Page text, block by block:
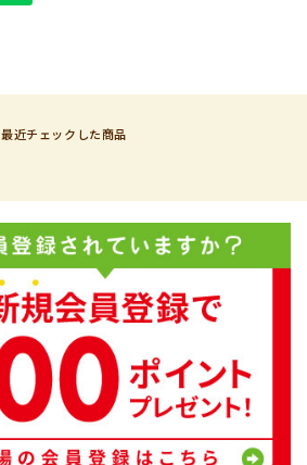
最近チェックした商品